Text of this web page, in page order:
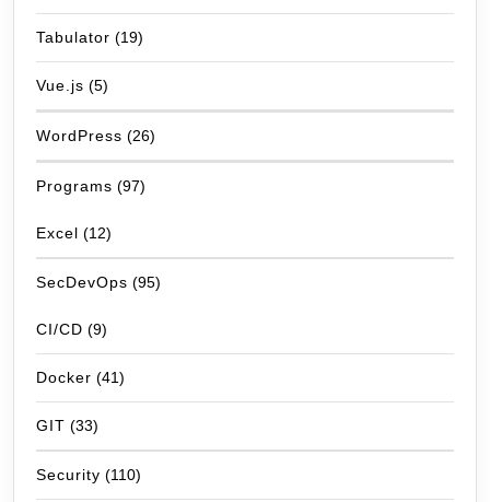
Tabulator (19)
Vue.js (5)
WordPress (26)
Programs (97)
Excel (12)
SecDevOps (95)
CI/CD (9)
Docker (41)
GIT (33)
Security (110)